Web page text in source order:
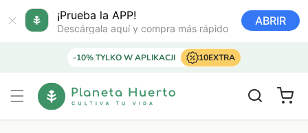
¡Prueba la APP!
Descárgala aquí y compra más rápido
ABRIR
directamente
al contenido
-10% TYLKO W APLIKACJI 10EXTRA
Carrito